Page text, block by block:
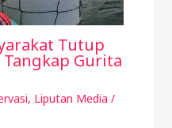
Tutup
Gurita
, Liputan Media /